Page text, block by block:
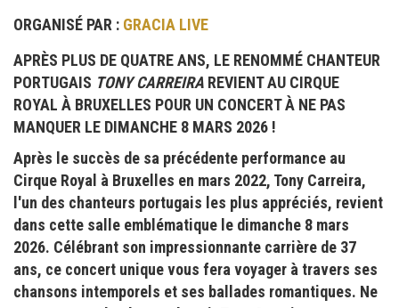
ORGANISÉ PAR : GRACIA LIVE
APRÈS PLUS DE QUATRE ANS, LE RENOMMÉ CHANTEUR
PORTUGAIS TONY CARREIRA REVIENT AU CIRQUE
ROYAL À BRUXELLES POUR UN CONCERT À NE PAS
MANQUER LE DIMANCHE 8 MARS 2026 !
Après le succès de sa précédente performance au
Cirque Royal à Bruxelles en mars 2022, Tony Carreira,
l'un des chanteurs portugais les plus appréciés, revient
dans cette salle emblématique le dimanche 8 mars
2026. Célébrant son impressionnante carrière de 37
ans, ce concert unique vous fera voyager à travers ses
chansons intemporels et ses ballades romantiques. Ne